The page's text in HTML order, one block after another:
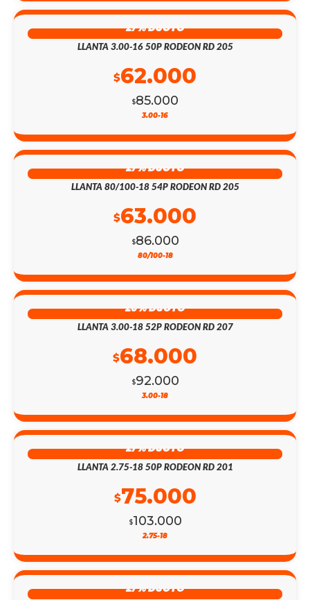
27% DSCTO
LLANTA 3.00-16 50P RODEON RD 205
$85.000
$62.000
3.00-16
27% DSCTO
LLANTA 80/100-18 54P RODEON RD 205
$86.000
$63.000
80/100-18
26% DSCTO
LLANTA 3.00-18 52P RODEON RD 207
$92.000
$68.000
3.00-18
27% DSCTO
LLANTA 2.75-18 50P RODEON RD 201
$103.000
$75.000
2.75-18
27% DSCTO